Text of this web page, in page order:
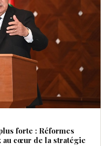
forte : Réformes
au cœur de la stratégie